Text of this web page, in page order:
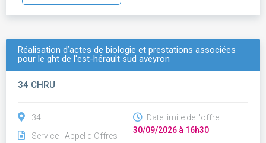
Réalisation d’actes de biologie et prestations associées
pour le ght de l'est-hérault sud aveyron
34 CHRU
34
Service - Appel d'Offres
Date limite de l'offre :
30/09/2026 à 16h30